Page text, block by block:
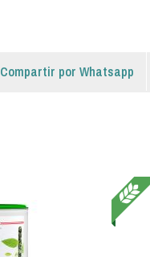
Compartir por Whatsapp